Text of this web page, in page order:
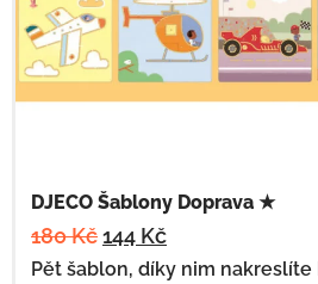
DJECO Šablony Doprava ★
180Kč144 Kč
Pět šablon, díky nim